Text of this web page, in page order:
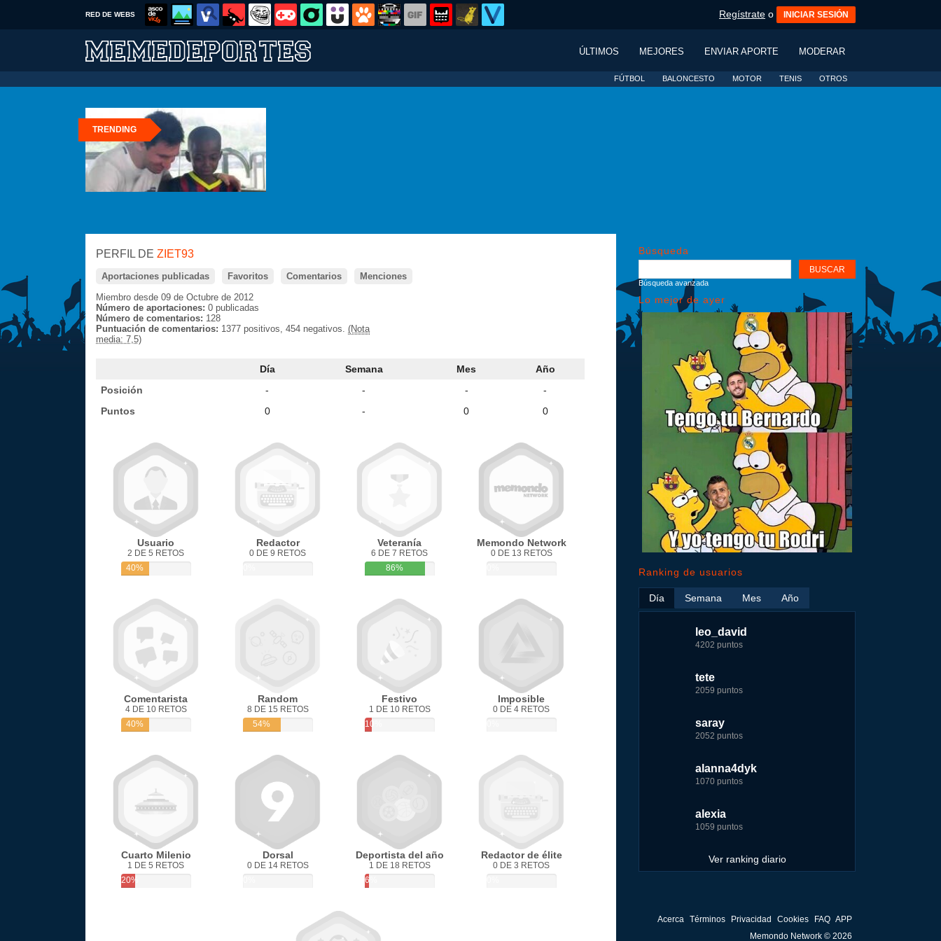
RED DE WEBS Regístrate o INICIAR SESIÓN
ÚLTIMOS MEJORES ENVIAR APORTE MODERAR
FÚTBOL BALONCESTO MOTOR TENIS OTROS
TRENDING
PERFIL DE ZIET93
Aportaciones publicadas Favoritos Comentarios
Menciones
Miembro desde 09 de Octubre de 2012
Número de aportaciones: 0 publicadas
Número de comentarios: 128
Puntuación de comentarios: 1377 positivos, 454 negativos. (Nota
media: 7,5)
Día Semana Mes
Año
Posición
- - -
-
Puntos
0 - 0 0
Usuario
2 DE 5 RETOS
40%
Redactor
0 DE 9 RETOS
Veteranía
6 DE 7 RETOS
86%
Memondo Network
0 DE 13 RETOS
Comentarista
4 DE 10 RETOS
40%
Random
8 DE 15 RETOS
54%
Festivo
1 DE 10 RETOS
10%
Imposible
0 DE 4 RETOS
Cuarto Milenio
1 DE 5 RETOS
20%
Dorsal
0 DE 14 RETOS
Deportista del año
1 DE 18 RETOS
6%
Redactor de élite
0 DE 3 RETOS
Búsqueda
Búsqueda avanzada
Lo mejor de ayer
Ranking de usuarios
Día
leo_david
4202 puntos
tete
2059 puntos
saray
2052 puntos
alanna4dyk
1070 puntos
alexia
1059 puntos
Ver ranking diario
Semana
leo_david
21926 puntos
fer
7229 puntos
tete
6233 puntos
123dale
5192 puntos
saray
5183 puntos
Mes
leo_david
33385 puntos
jeremy_malpieu
15444 puntos
tete
8301 puntos
123dale
8290 puntos
fer
8283 puntos
Año
nomedigas
339916 puntos
jeremy_malpieu
263186 puntos
Baba
252929 puntos
john
244881 puntos
fer
236750 puntos
Acerca Términos Privacidad Cookies FAQ APP
Memondo Network © 2026